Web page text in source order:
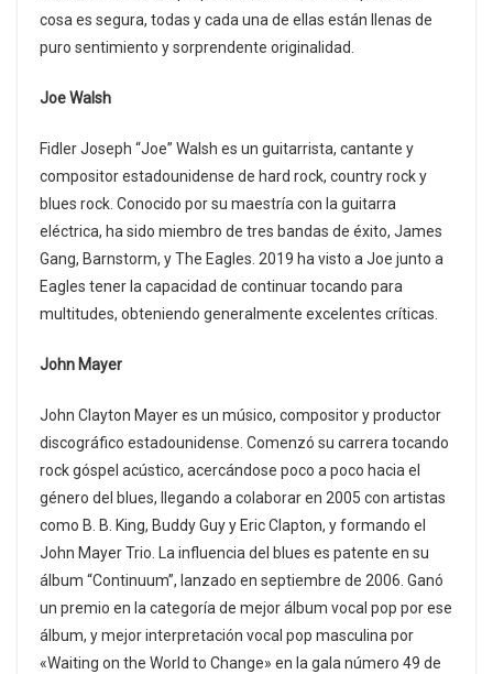
cosa es segura, todas y cada una de ellas están llenas de
puro sentimiento y sorprendente originalidad.
Joe Walsh
Fidler Joseph “Joe” Walsh es un guitarrista, cantante y
compositor estadounidense de hard rock, country rock y
blues rock. Conocido por su maestría con la guitarra
eléctrica, ha sido miembro de tres bandas de éxito, James
Gang, Barnstorm, y The Eagles. 2019 ha visto a Joe junto a
Eagles tener la capacidad de continuar tocando para
multitudes, obteniendo generalmente excelentes críticas.
John Mayer
John Clayton Mayer es un músico, compositor y productor
discográfico estadounidense. Comenzó su carrera tocando
rock góspel acústico, acercándose poco a poco hacia el
género del blues, llegando a colaborar en 2005 con artistas
como B. B. King, Buddy Guy y Eric Clapton, y formando el
John Mayer Trio. La influencia del blues es patente en su
álbum “Continuum”, lanzado en septiembre de 2006. Ganó
un premio en la categoría de mejor álbum vocal pop por ese
álbum, y mejor interpretación vocal pop masculina por
«Waiting on the World to Change» en la gala número 49 de